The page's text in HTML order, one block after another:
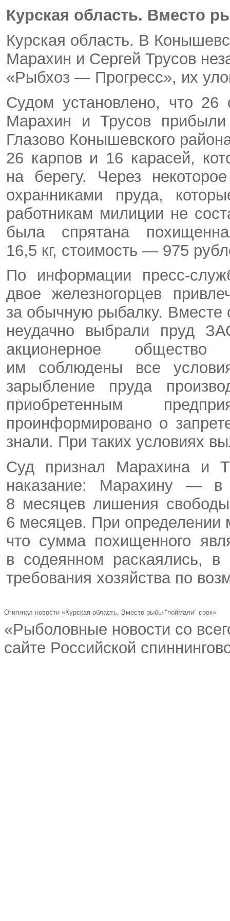
Курская область. Вместо
Курская область. В
Марахин и Сергей Трусов
«Рыбхоз — Прогресс», их
Судом установлено, что 26
Марахин и Трусов
Глазово Конышевского
26 карпов и 16 карасей,
на берегу. Через
охранниками пруда,
работникам милиции не
была спрятана
16,5 кг, стоимость — 975
По информации пресс-
двое железногорцев
за обычную рыбалку.
неудачно выбрали пруд
акционерное общество
им соблюдены все
зарыбление пруда
приобретенным
проинформировано о
знали. При таких условиях
Суд признал Марахина и
наказание: Марахину —
8 месяцев лишения
6 месяцев. При определении
что сумма похищенного
в содеянном раскаялись,
требования хозяйства по
Огигинал новости «Курская область. Вместо рыбы "поймали" срок»
«Рыболовные новости со
сайте Российской